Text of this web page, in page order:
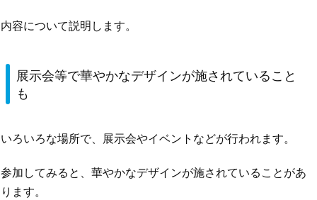
内容について説明します。
展示会等で華やかなデザインが施されていること
も
いろいろな場所で、展示会やイベントなどが行われます。
参加してみると、華やかなデザインが施されていることがあ
ります。